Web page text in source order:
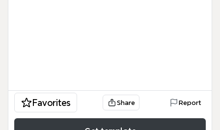
Favorites Share Report